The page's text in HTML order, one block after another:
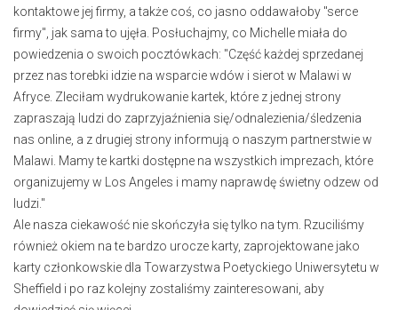
kontaktowe jej firmy, a także coś, co jasno oddawałoby "serce
firmy", jak sama to ujęła. Posłuchajmy, co Michelle miała do
powiedzenia o swoich pocztówkach: "Część każdej sprzedanej
przez nas torebki idzie na wsparcie wdów i sierot w Malawi w
Afryce. Zleciłam wydrukowanie kartek, które z jednej strony
zapraszają ludzi do zaprzyjaźnienia się/odnalezienia/śledzenia
nas online, a z drugiej strony informują o naszym partnerstwie w
Malawi. Mamy te kartki dostępne na wszystkich imprezach, które
organizujemy w Los Angeles i mamy naprawdę świetny odzew od
ludzi."
Ale nasza ciekawość nie skończyła się tylko na tym. Rzuciliśmy
również okiem na te bardzo urocze karty, zaprojektowane jako
karty członkowskie dla Towarzystwa Poetyckiego Uniwersytetu w
Sheffield i po raz kolejny zostaliśmy zainteresowani, aby